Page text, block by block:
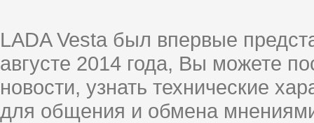
LADA Vesta был впервые
августе 2014 года, Вы можете
новости, узнать технические
для общения и обмена